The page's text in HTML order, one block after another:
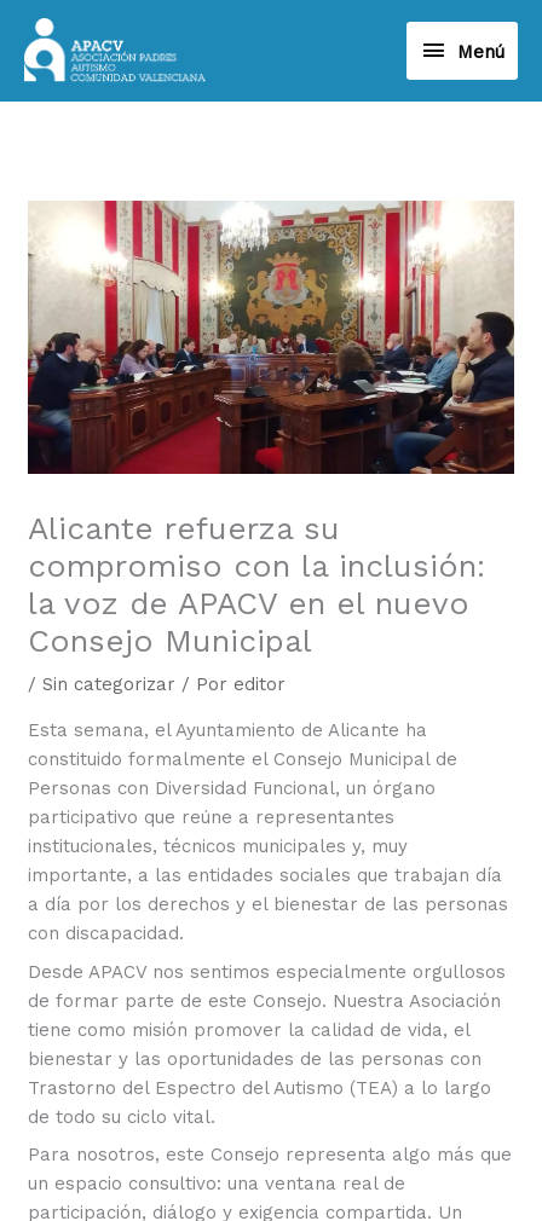
contenido
Menú
Menú
Alicante refuerza su
compromiso con la inclusión:
la voz de APACV en el nuevo
Consejo Municipal
/Sin categorizar / Por editor
Esta semana, el Ayuntamiento de Alicante ha
constituido formalmente el Consejo Municipal de
Personas con Diversidad Funcional, un órgano
participativo que reúne a representantes
institucionales, técnicos municipales y, muy
importante, a las entidades sociales que trabajan día
a día por los derechos y el bienestar de las personas
con discapacidad.
Desde APACV nos sentimos especialmente orgullosos
de formar parte de este Consejo. Nuestra Asociación
tiene como misión promover la calidad de vida, el
bienestar y las oportunidades de las personas con
Trastorno del Espectro del Autismo (TEA) a lo largo
de todo su ciclo vital.
Para nosotros, este Consejo representa algo más que
un espacio consultivo: una ventana real de
participación, diálogo y exigencia compartida. Un